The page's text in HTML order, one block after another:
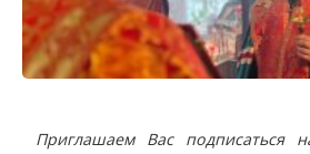
Приглашаем Вас подписаться